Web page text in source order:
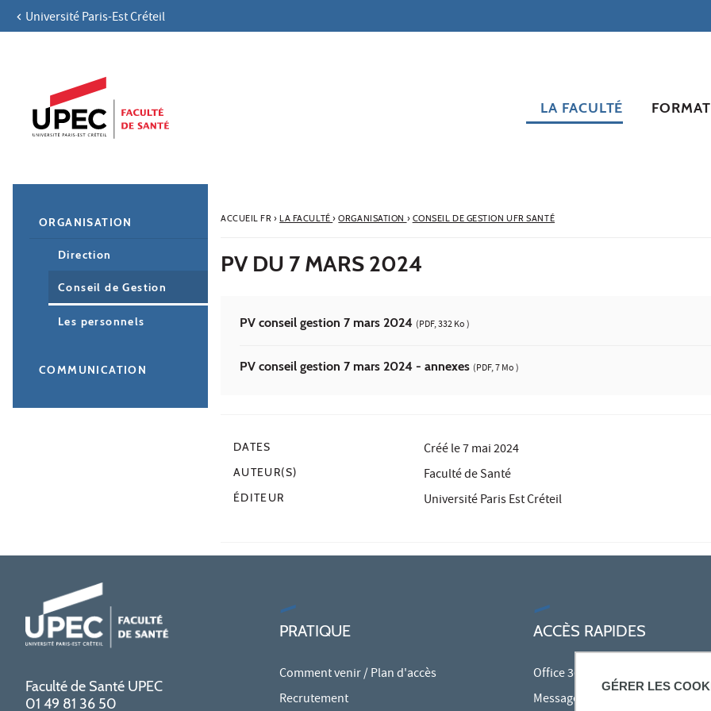
GÉRER LES
Aller au contenu
Navigation secondaire
Université Paris-Est Créteil
LA FACULTÉ
ACCUEIL FR› LA FACULTÉ› ORGANISATION › CONSEIL DE GESTION UFR SANTÉ
PV DU 7 MARS 2024
PV conseil gestion 7 mars 2024 (PDF, 332 Ko )
PV conseil gestion 7 mars 2024 - annexes (PDF, 7 Mo )
DATES Créé le7 mai 2024
AUTEUR(S) Faculté de Santé
ÉDITEUR Université Paris Est Créteil
ORGANISATION
Direction
Conseil de Gestion
Les personnels
COMMUNICATION
Faculté de Santé UPEC
01 49 81 36 50
PRATIQUE
Comment venir / Plan d'accès
Recrutement
ACCÈS RAPIDES
Office 365
Messagerie des personnels